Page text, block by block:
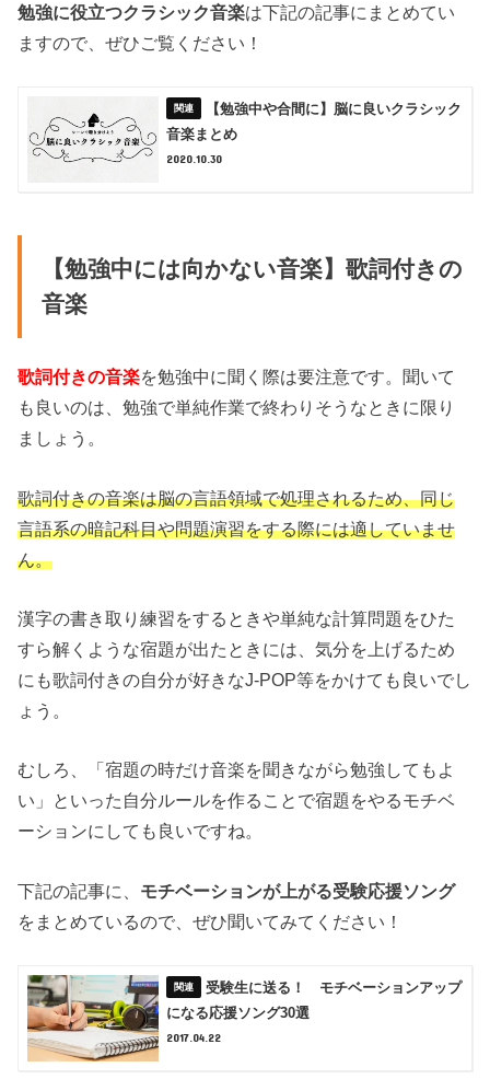
勉強に役立つクラシック音楽は下記の記事にまとめてい
ますので、ぜひご覧ください！
【勉強中や合間に】脳に良いクラシック
音楽まとめ
2020.10.30
【勉強中には向かない音楽】歌詞付きの
音楽
歌詞付きの音楽を勉強中に聞く際は要注意です。聞いて
も良いのは、勉強で単純作業で終わりそうなときに限り
ましょう。
歌詞付きの音楽は脳の言語領域で処理されるため、同じ
言語系の暗記科目や問題演習をする際には適していませ
ん。
漢字の書き取り練習をするときや単純な計算問題をひた
すら解くような宿題が出たときには、気分を上げるため
にも歌詞付きの自分が好きなJ-POP等をかけても良いでし
ょう。
むしろ、「宿題の時だけ音楽を聞きながら勉強してもよ
い」といった自分ルールを作ることで宿題をやるモチベ
ーションにしても良いですね。
下記の記事に、 モチベーションが上がる受験応援ソング
をまとめているので、ぜひ聞いてみてください！
受験生に送る！ モチベーションアップ
になる応援ソング30選
2017.04.22